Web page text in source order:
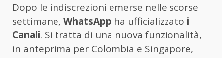
Dopo le indiscrezioni emerse nelle scorse
settimane, WhatsApp ha ufficializzato i
Canali. Si tratta di una nuova funzionalità,
in anteprima per Colombia e Singapore,